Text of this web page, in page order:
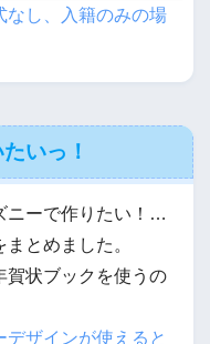
なし、入籍のみの場
いっ！
ニーで作りたい！…
とめました。
賀状ブックを使うの
ザインが使えると